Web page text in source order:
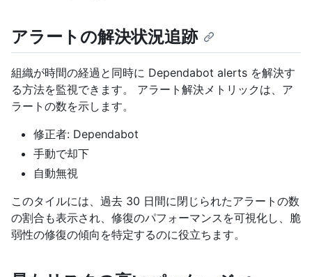
アラートの解決状況追跡
組織が時間の経過と同時に Dependabot alerts を解決す
る方法を監視できます。 アラート解決メトリックは、ア
ラートの数を示します。
修正者: Dependabot
手動で却下
自動無視
このタイルには、過去 30 日間に閉じられたアラートの数
の割合も表示され、修復のパフォーマンスを可視化し、脆
弱性の修復の傾向を特定するのに役立ちます。